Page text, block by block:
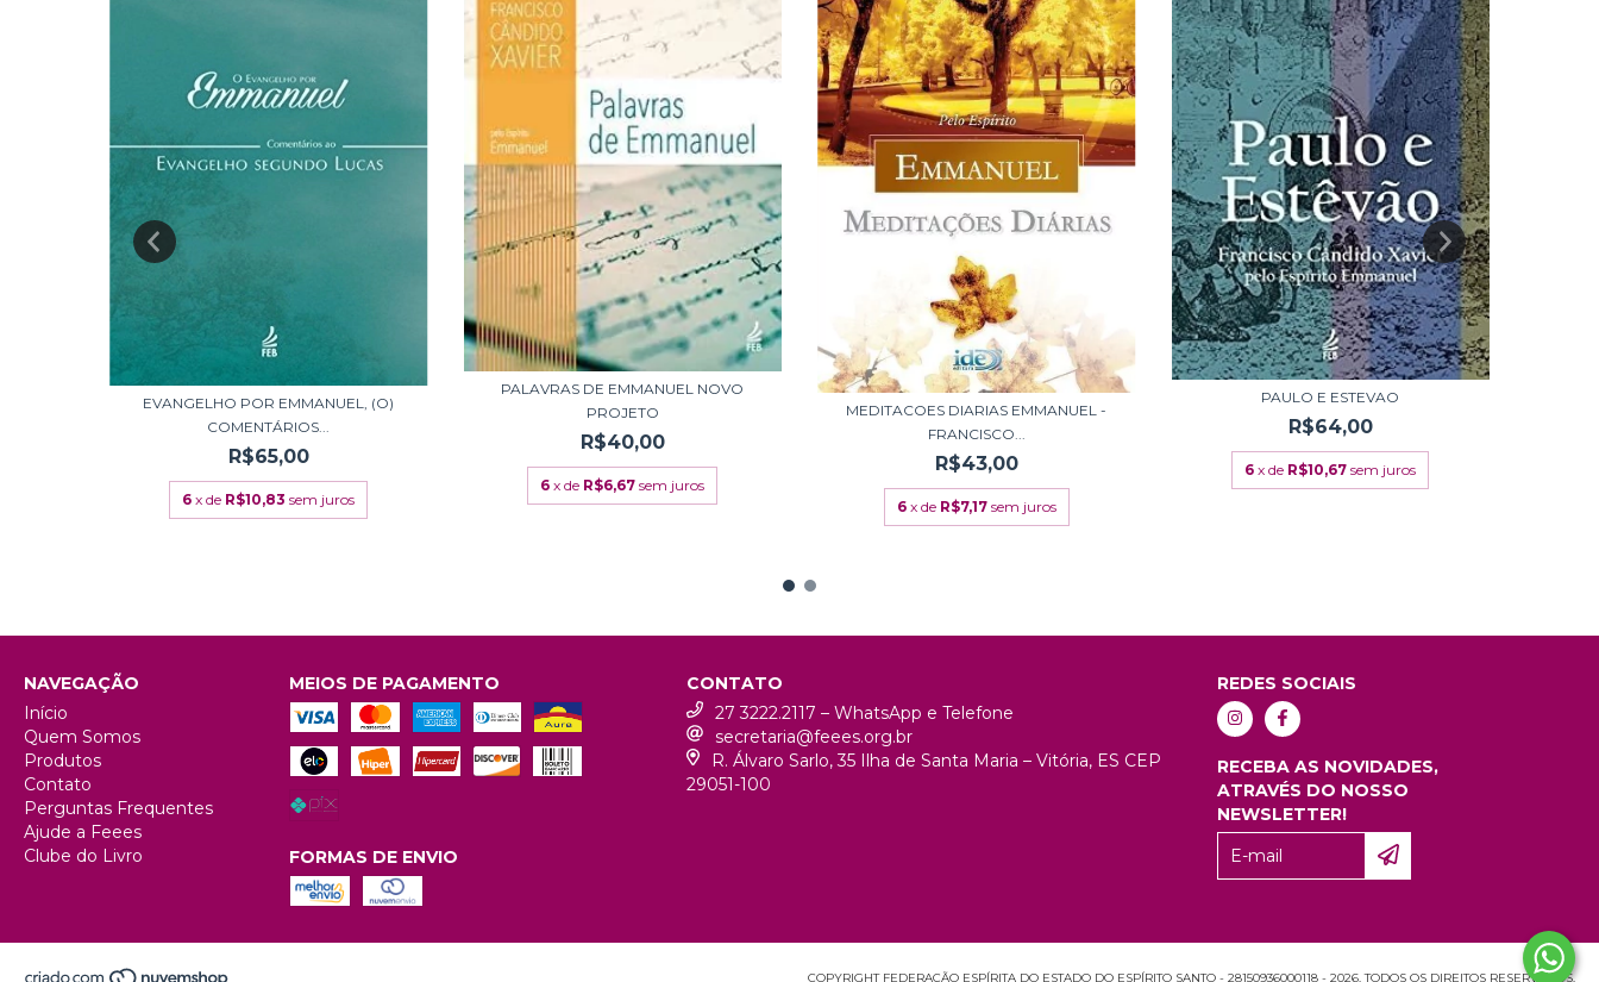
EVANGELHO POR EMMANUEL, (O)
COMENTÁRIOS...
R$65,00
6 x de R$10,83 sem juros
PALAVRAS DE EMMANUEL NOVO
PROJETO
R$40,00
6 x de R$6,67 sem juros
MEDITACOES DIARIAS EMMANUEL -
FRANCISCO...
R$43,00
6 x de R$7,17 sem juros
PAULO E ESTEVAO
R$64,00
6 x de R$10,67 sem juros
NAVEGAÇÃO
Início
Quem Somos
Produtos
Contato
Perguntas Frequentes
Ajude a Feees
Clube do Livro
MEIOS DE PAGAMENTO
FORMAS DE ENVIO
CONTATO
27 3222.2117 – WhatsApp e Telefone
secretaria@feees.org.br
R. Álvaro Sarlo, 35 Ilha de Santa Maria – Vitória, ES CEP
29051-100
REDES SOCIAIS
RECEBA AS NOVIDADES,
ATRAVÉS DO NOSSO
NEWSLETTER!
COPYRIGHT FEDERAÇÃO ESPÍRITA DO ESTADO DO ESPÍRITO SANTO - 28150936000118 - 2026. TODOS OS DIREITOS RESERVADOS.